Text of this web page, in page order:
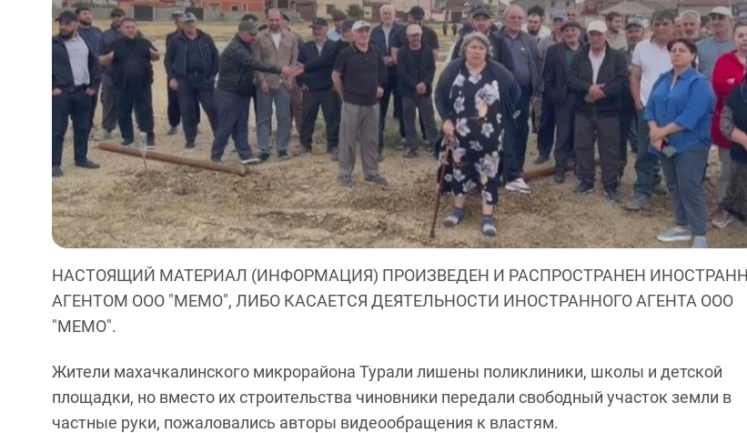
НАСТОЯЩИЙ МАТЕРИАЛ (ИНФОРМАЦИЯ) ПРОИЗВЕДЕН И РАСПРОСТРАНЕН
АГЕНТОМ ООО "МЕМО", ЛИБО КАСАЕТСЯ ДЕЯТЕЛЬНОСТИ ИНОСТРАННОГО АГЕНТА ООО
"МЕМО".
Жители махачкалинского микрорайона Турали лишены поликлиники, школы и детской
площадки, но вместо их строительства чиновники передали свободный участок земли в
частные руки, пожаловались авторы видеообращения к властям.